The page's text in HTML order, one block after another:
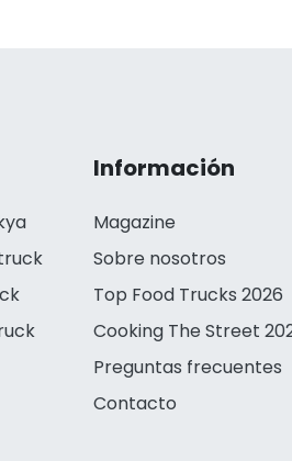
Información
Magazine
Sobre nosotros
Top Food Trucks 2026
Cooking The Street
Preguntas frecuentes
Contacto